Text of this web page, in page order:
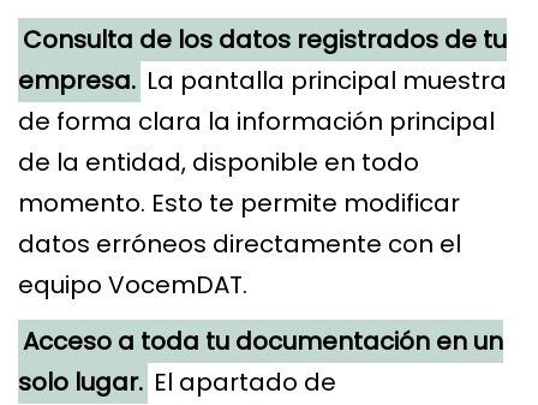
Consulta de los datos registrados de tu
empresa. La pantalla principal muestra
de forma clara la información principal
de la entidad, disponible en todo
momento. Esto te permite modificar
datos erróneos directamente con el
equipo VocemDAT.
Acceso a toda tu documentación en un
solo lugar. El apartado de